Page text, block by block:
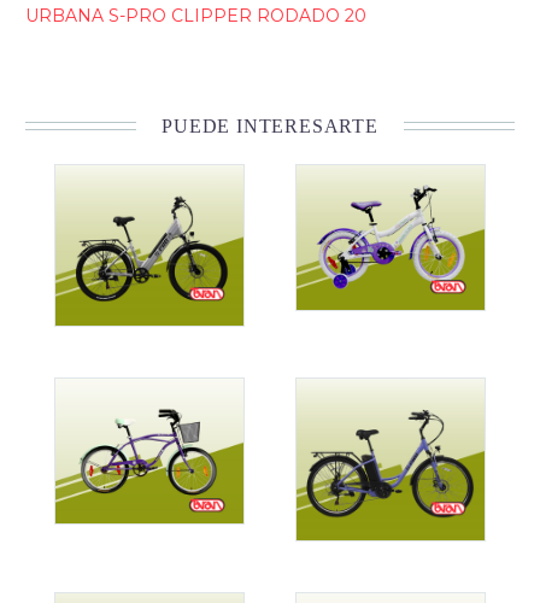
URBANA S-PRO CLIPPER RODADO 20
PUEDE INTERESARTE